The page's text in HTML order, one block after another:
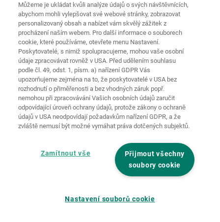
Domovská
stránka Kontakt Tiráž
Ochrana
osobních
Pravidla a
podmínky
Zásady
používání
souborů
cookie Přihlásit
Prohlášení o
bezbariérovosti
Nastavení souborů cookies
Můžeme je ukládat kvůli analýze údajů o svých návštěvnících,
abychom mohli vylepšovat své webové stránky, zobrazovat
personalizovaný obsah a nabízet vám skvělý zážitek z
procházení naším webem. Pro další informace o souborech
cookie, které používáme, otevřete menu Nastavení.
Poskytovatelé, s nimiž spolupracujeme, mohou vaše osobní
údaje zpracovávat rovněž v USA. Před udělením souhlasu
podle čl. 49, odst. 1, písm. a) nařízení GDPR Vás
upozorňujeme zejména na to, že poskytovatelé v USA bez
rozhodnutí o přiměřenosti a bez vhodných záruk popř.
nemohou při zpracovávání Vašich osobních údajů zaručit
odpovídající úroveň ochrany údajů, protože zákony o ochraně
údajů v USA neodpovídají požadavkům nařízení GDPR, a že
zvláště nemusí být možné vymáhat práva dotčených subjektů.
Přijmout všechny
soubory cookie
Zamítnout vše
Nastavení souborů cookie